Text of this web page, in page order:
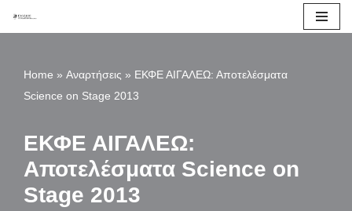
Home » Αναρτήσεις » ΕΚΦΕ ΑΙΓΑΛΕΩ: Αποτελέσματα
Science on Stage 2013
ΕΚΦΕ ΑΙΓΑΛΕΩ:
Αποτελέσματα Science on
Stage 2013